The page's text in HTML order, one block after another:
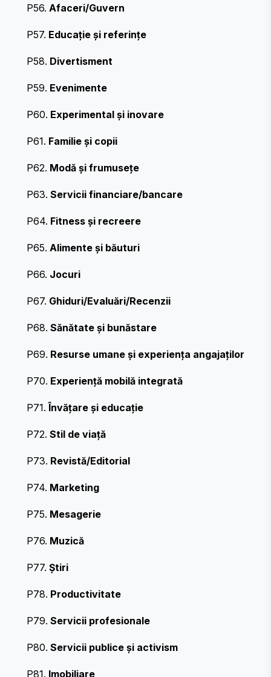
P56. Afaceri/Guvern
P57. Educație și referințe
P58. Divertisment
P59. Evenimente
P60. Experimental și inovare
P61. Familie și copii
P62. Modă și frumusețe
P63. Servicii financiare/bancare
P64. Fitness și recreere
P65. Alimente și băuturi
P66. Jocuri
P67. Ghiduri/Evaluări/Recenzii
P68. Sănătate și bunăstare
P69. Resurse umane și experiența angajaților
P70. Experiență mobilă integrată
P71. Învățare și educație
P72. Stil de viață
P73. Revistă/Editorial
P74. Marketing
P75. Mesagerie
P76. Muzică
P77. Știri
P78. Productivitate
P79. Servicii profesionale
P80. Servicii publice și activism
P81. Imobiliare